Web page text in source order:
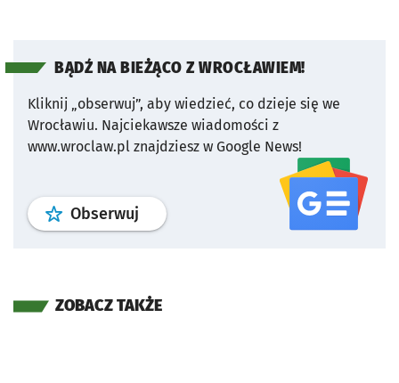
BĄDŹ NA BIEŻĄCO Z WROCŁAWIEM!
Kliknij „obserwuj”, aby wiedzieć, co dzieje się we
Wrocławiu. Najciekawsze wiadomości z
www.wroclaw.pl znajdziesz w Google News!
Obserwuj profil serwisu
ZOBACZ TAKŻE